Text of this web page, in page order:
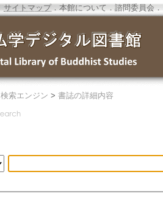
サイトマップ．本館について ． 諮問委員会 ．
検索エンジン > 書誌の詳細内容